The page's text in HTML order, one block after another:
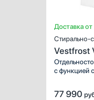
Доставка
Стирально-
Vestfrost
с функцией
77 990